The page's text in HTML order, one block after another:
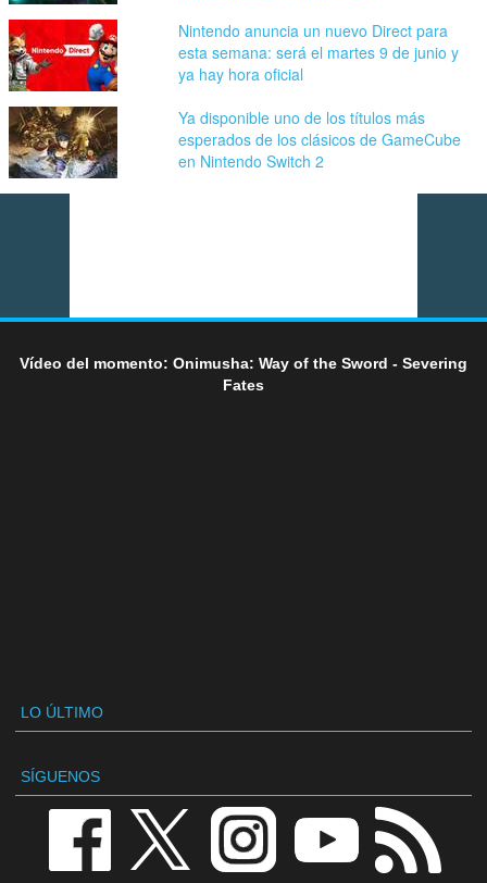
Nintendo anuncia un nuevo Direct para
esta semana: será el martes 9 de junio y
ya hay hora oficial
Ya disponible uno de los títulos más
esperados de los clásicos de GameCube
en Nintendo Switch 2
Vídeo del momento: Onimusha: Way of the Sword - Severing
Fates
LO ÚLTIMO
SÍGUENOS